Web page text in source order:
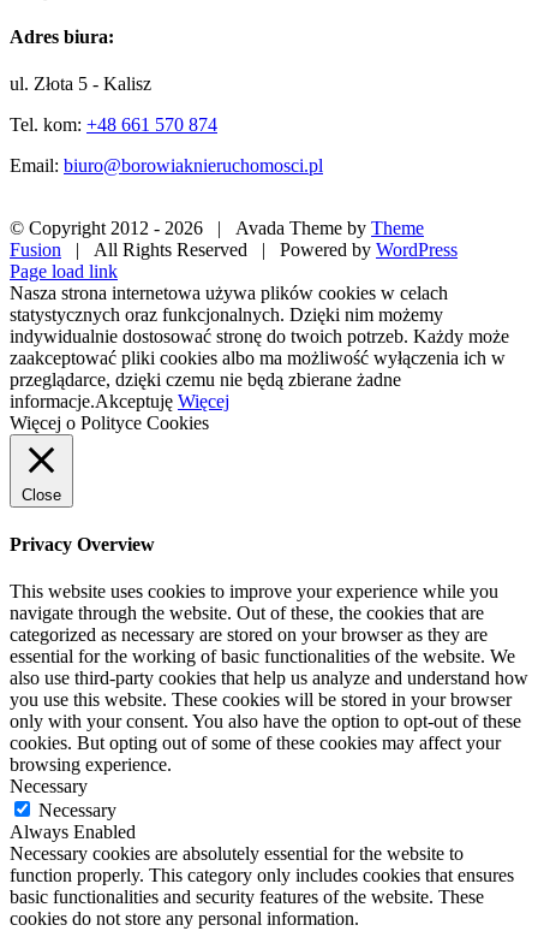
Adres biura:
ul. Złota 5 - Kalisz
Tel. kom: +48 661 570 874
Email: biuro@borowiaknieruchomosci.pl
© Copyright 2012 - 2026 | Avada Theme by Theme
Fusion | All Rights Reserved | Powered by WordPress
Facebook
X
Pinterest
Instagram
Page load link
Nasza strona internetowa używa plików cookies w celach
statystycznych oraz funkcjonalnych. Dzięki nim możemy
indywidualnie dostosować stronę do twoich potrzeb. Każdy może
zaakceptować pliki cookies albo ma możliwość wyłączenia ich w
przeglądarce, dzięki czemu nie będą zbierane żadne
informacje.Akceptuję Więcej
Więcej o Polityce Cookies
Close
Privacy Overview
This website uses cookies to improve your experience while you
navigate through the website. Out of these, the cookies that are
categorized as necessary are stored on your browser as they are
essential for the working of basic functionalities of the website. We
also use third-party cookies that help us analyze and understand how
you use this website. These cookies will be stored in your browser
only with your consent. You also have the option to opt-out of these
cookies. But opting out of some of these cookies may affect your
browsing experience.
Necessary
Necessary
Always Enabled
Necessary cookies are absolutely essential for the website to
function properly. This category only includes cookies that ensures
basic functionalities and security features of the website. These
cookies do not store any personal information.